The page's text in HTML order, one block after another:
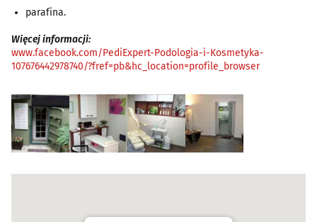
parafina.
Więcej informacji:
www.facebook.com/PediExpert-Podologia-i-Kosmetyka-
107676442978740/?fref=pb&hc_location=profile_browser